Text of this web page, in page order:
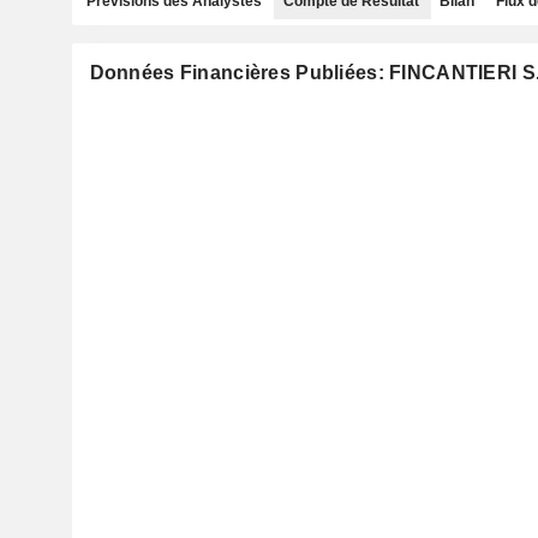
Données Financières Publiées: FINCANTIERI